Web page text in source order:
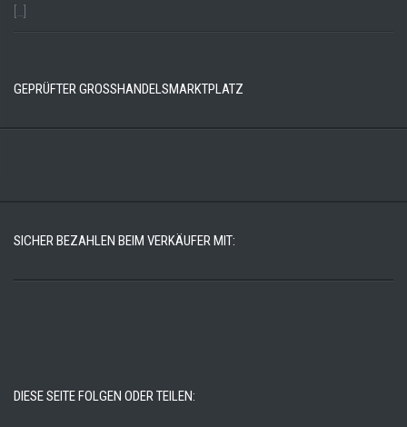
[…]
GEPRÜFTER GROSSHANDELSMARKTPLATZ
SICHER BEZAHLEN BEIM VERKÄUFER MIT:
DIESE SEITE FOLGEN ODER TEILEN: